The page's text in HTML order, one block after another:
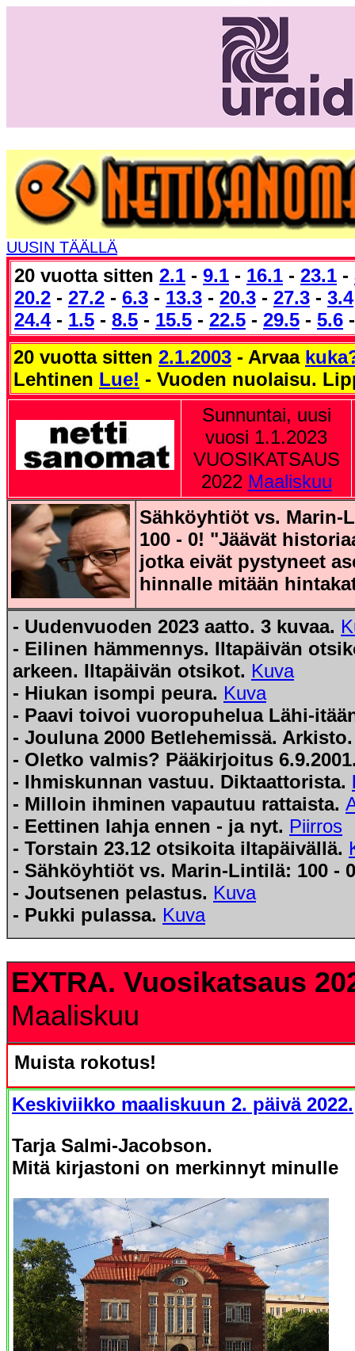
UUSIN TÄÄLLÄ
20 vuotta sitten 2.1 - 9.1 - 16.1 - 23.1 -
20.2 - 27.2 - 6.3 - 13.3 - 20.3 - 27.3 - 3.4
24.4- 1.5 - 8.5 - 15.5 - 22.5 - 29.5 - 5.6
20 vuotta sitten 2.1.2003 - Arvaa
Lehtinen Lue! - Vuoden nuolaisu.
Sunnuntai, uusi
vuosi 1.1.2023
VUOSIKATSAUS
2022 Maaliskuu
Sähköyhtiöt vs. Marin-
100 - 0! "Jäävät
jotka eivät pystyneet
hinnalle mitään
- Uudenvuoden 2023 aatto. 3 kuvaa.
- Eilinen hämmennys. Iltapäivän
arkeen. Iltapäivän otsikot. Kuva
- Hiukan isompi peura. Kuva
- Paavi toivoi vuoropuhelua Lähi-
- Jouluna 2000 Betlehemissä.
- Oletko valmis? Pääkirjoitus
- Ihmiskunnan vastuu. Diktaattorista.
- Milloin ihminen vapautuu rattaista.
- Eettinen lahja ennen - ja nyt. Piirros
- Torstain 23.12 otsikoita iltapäivällä.
- Sähköyhtiöt vs. Marin-Lintilä: 100 -
- Joutsenen pelastus. Kuva
- Pukki pulassa. Kuva
EXTRA. Vuosikatsaus
Maaliskuu
Muista rokotus!
Keskiviikko maaliskuun 2. päivä 2022.
Tarja Salmi-Jacobson.
Mitä kirjastoni on merkinnyt minulle